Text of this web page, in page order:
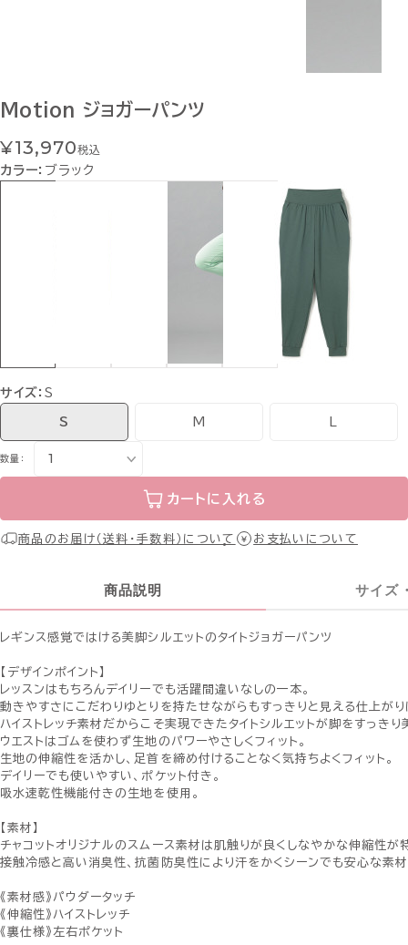
Motion ジョガーパンツ
¥13,970税込
カラー： ブラック
サイズ：S
S M
数量：
カートに入れる
商品のお届け（送料・手数料）について お支払いについて
商品説明 サイズ
レギンス感覚ではける美脚シルエットのタイトジョガーパンツ
【デザインポイント】
レッスンはもちろんデイリーでも活躍間違いなしの一本。
動きやすさにこだわりゆとりを持たせながらもすっきりと見える仕上がり
ハイストレッチ素材だからこそ実現できたタイトシルエットが脚をすっきり
ウエストはゴムを使わず生地のパワーやさしくフィット。
生地の伸縮性を活かし、足首を締め付けることなく気持ちよくフィット。
デイリーでも使いやすい、ポケット付き。
吸水速乾性機能付きの生地を使用。
【素材】
チャコットオリジナルのスムース素材は肌触りが良くしなやかな伸縮性が
接触冷感と高い消臭性、抗菌防臭性により汗をかくシーンでも安心な素材
《素材感》パウダータッチ
《伸縮性》ハイストレッチ
《裏仕様》左右ポケット